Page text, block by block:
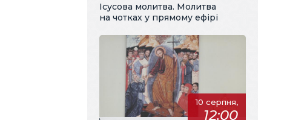
Ісусова молитва. Молитва
на чотках у прямому ефірі
10 серпня,
12:00